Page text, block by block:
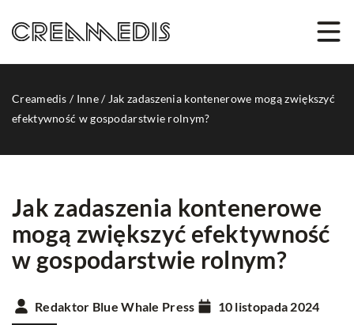
Creamedis / Inne/ Jak zadaszenia kontenerowe mogą zwiększyć
efektywność w gospodarstwie rolnym?
Jak zadaszenia kontenerowe
mogą zwiększyć efektywność
w gospodarstwie rolnym?
Redaktor Blue Whale Press 10 listopada 2024